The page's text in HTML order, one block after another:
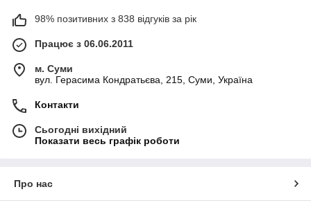
98% позитивних з 838 відгуків за рік
Працює з 06.06.2011
м. Суми
вул. Герасима Кондратьєва, 215, Суми, Україна
Контакти
Сьогодні вихідний
Показати весь графік роботи
Про нас